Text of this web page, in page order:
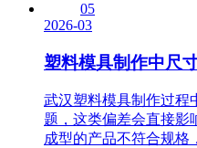
05
2026-03
塑料模具制作中尺
武汉塑料模具制作过程
题，这类偏差会直接影
成型的产品不符合规格